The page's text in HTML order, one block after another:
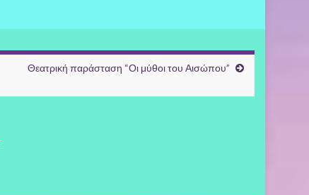
Θεατρική παράσταση “Οι μύθοι του Αισώπου”